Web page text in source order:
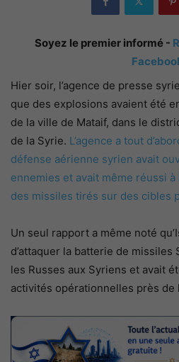
Soyez le premier informé -
Hier soir, l’agence de presse
que des explosions avaient été
de la ville de Mataif, dans le
de la Syrie. L’agence a tout
défense aérienne syrien avait
ennemies et avait même réussi
des missiles tirés sur des cibles
Un seul rapport a même noté
d’attaquer la batterie de
les Russes aux Syriens et avait
activités opérationnelles près de